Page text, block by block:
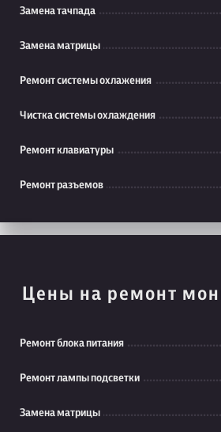
Замена тачпада
Замена матрицы
Ремонт системы охлажения
Чистка системы охлаждения
Ремонт клавиатуры
Ремонт разъемов
Цены на ремонт
Ремонт блока питания
Ремонт лампы подсветки
Замена матрицы